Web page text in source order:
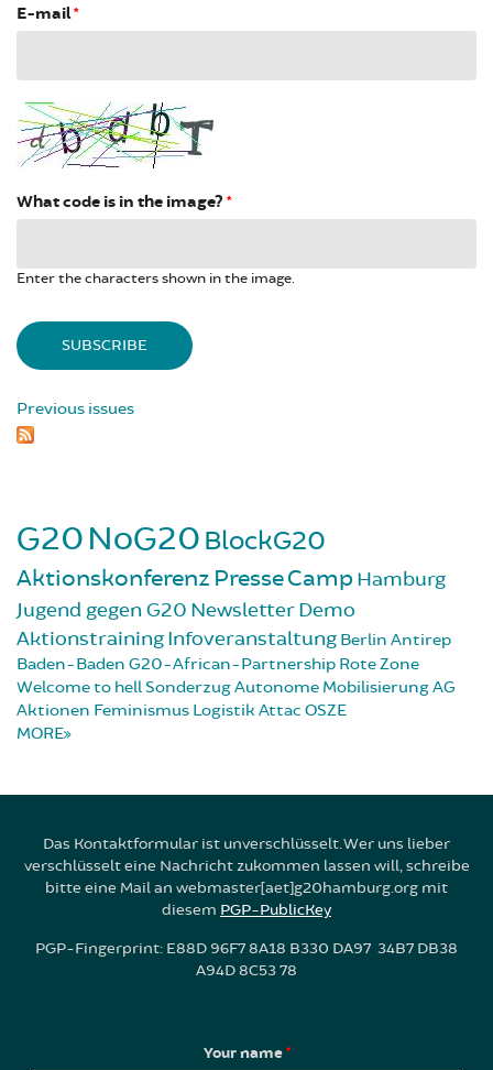
E-mail*
What code is in the image? *
Enter the characters shown in the image.
Previous issues
G20NoG20 BlockG20
Aktionskonferenz PresseCampHamburg
Jugend gegen G20 NewsletterDemo
AktionstrainingInfoveranstaltung Berlin Antirep
Baden-Baden G20-African-Partnership Rote Zone
Welcome to hellSonderzugAutonome MobilisierungAG
Aktionen Feminismus Logistik Attac OSZE
MORE
Das Kontaktformular ist unverschlüsselt. Wer uns lieber
verschlüsselt eine Nachricht zukommen lassen will, schreibe
bitte eine Mail an webmaster[aet]g20hamburg.org mit
diesem PGP-PublicKey
PGP-Fingerprint: E88D 96F7 8A18 B330 DA97 34B7 DB38
A94D 8C53 78
Your name*